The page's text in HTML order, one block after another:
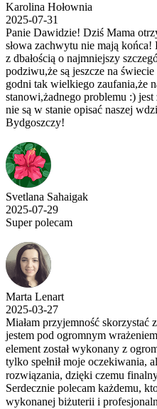
Karolina Hołownia
2025-07-31
Panie Dawidzie! Dziś Mama
słowa zachwytu nie mają
z dbałością o najmniejszy
podziwu,że są jeszcze na
godni tak wielkiego zaufania,że
stanowi,żadnego problemu :) jest
nie są w stanie opisać naszej
Bydgoszczy!
Svetlana Sahaigak
2025-07-29
Super polecam
Marta Lenart
2025-03-27
Miałam przyjemność
jestem pod ogromnym
element został wykonany z
tylko spełnił moje oczekiwania,
rozwiązania, dzięki czemu
Serdecznie polecam każdemu,
wykonanej biżuterii i